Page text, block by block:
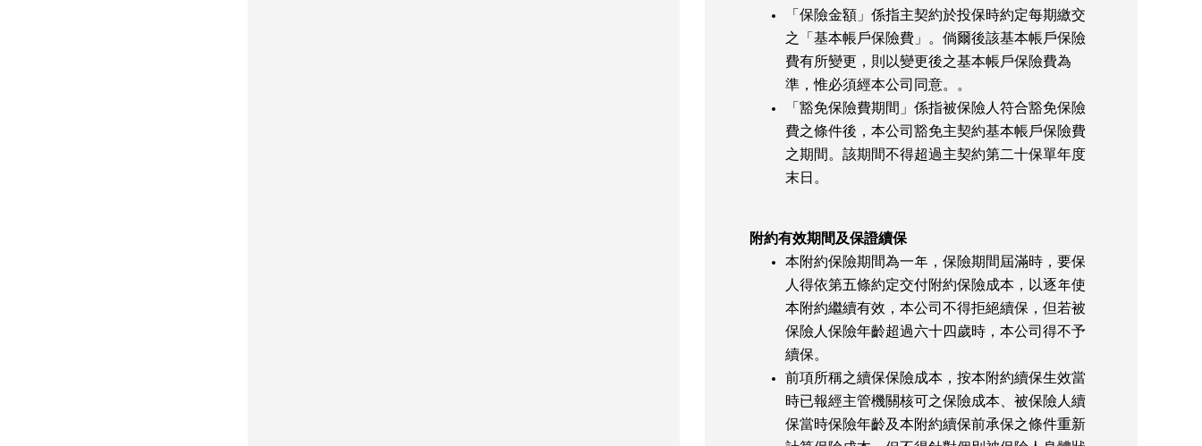
「保險金額」係指主契約於投保時約定每期繳交
之「基本帳戶保險費」。倘爾後該基本帳戶保險
費有所變更，則以變更後之基本帳戶保險費為
準，惟必須經本公司同意。。
「豁免保險費期間」係指被保險人符合豁免保險
費之條件後，本公司豁免主契約基本帳戶保險費
之期間。該期間不得超過主契約第二十保單年度
末日。
附約有效期間及保證續保
本附約保險期間為一年，保險期間屆滿時，要保
人得依第五條約定交付附約保險成本，以逐年使
本附約繼續有效，本公司不得拒絕續保，但若被
保險人保險年齡超過六十四歲時，本公司得不予
續保。
前項所稱之續保保險成本，按本附約續保生效當
時已報經主管機關核可之保險成本、被保險人續
保當時保險年齡及本附約續保前承保之條件重新